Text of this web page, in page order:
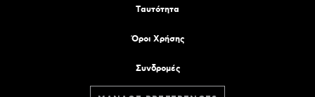
Tαυτότητα
Όροι Χρήσης
Συνδρομές